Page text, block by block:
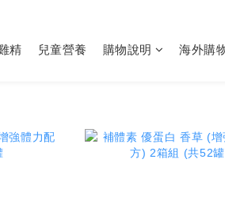
精 兒童營養 購物說明 海外購